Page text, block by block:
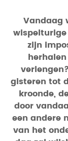
Vandaag
wispelturige
zijn
gisteren tot
kroonde,
door
een andere
van het